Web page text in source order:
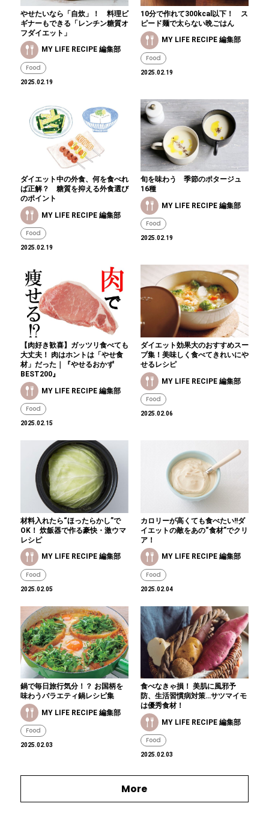
やせたいなら「自炊」！ 料理ビ
ギナーもできる「レンチン糖質オ
フダイエット」
MY LIFE RECIPE 編集部
Food
2025.02.19
10分で作れて300kcal以下！ ス
ピード麺で太らない晩ごはん
MY LIFE RECIPE 編集部
Food
2025.02.19
ダイエット中の外食、何を食べれ
ば正解？ 糖質を抑える外食選び
のポイント
MY LIFE RECIPE 編集部
Food
2025.02.19
旬を味わう 季節のポタージュ
16種
MY LIFE RECIPE 編集部
Food
2025.02.19
【肉好き歓喜】ガッツリ食べても
大丈夫！ 肉はホントは「やせ食
材」だった｜『やせるおかず
BEST200』
MY LIFE RECIPE 編集部
Food
2025.02.15
ダイエット効果大のおすすめスー
プ集！美味しく食べてきれいにや
せるレシピ
MY LIFE RECIPE 編集部
Food
2025.02.06
材料入れたら“ほったらかし”で
OK！ 炊飯器で作る豪快・激ウマ
レシピ
MY LIFE RECIPE 編集部
Food
2025.02.05
カロリーが高くても食べたい!!ダ
イエットの敵をあの“食材”でクリ
ア！
MY LIFE RECIPE 編集部
Food
2025.02.04
鍋で毎日旅行気分！？ お国柄を
味わうバラエティ鍋レシピ集
MY LIFE RECIPE 編集部
Food
2025.02.03
食べなきゃ損！ 美肌に風邪予
防、生活習慣病対策…サツマイモ
は優秀食材！
MY LIFE RECIPE 編集部
Food
2025.02.03
More